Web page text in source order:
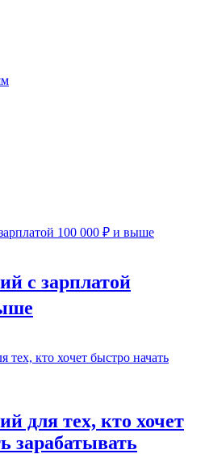
с зарплатой
для тех, кто хочет
зарабатывать